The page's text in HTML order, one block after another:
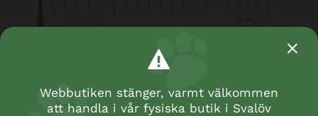
Webbutiken stänger, varmt välkommen
att handla i vår fysiska butik i Svalöv